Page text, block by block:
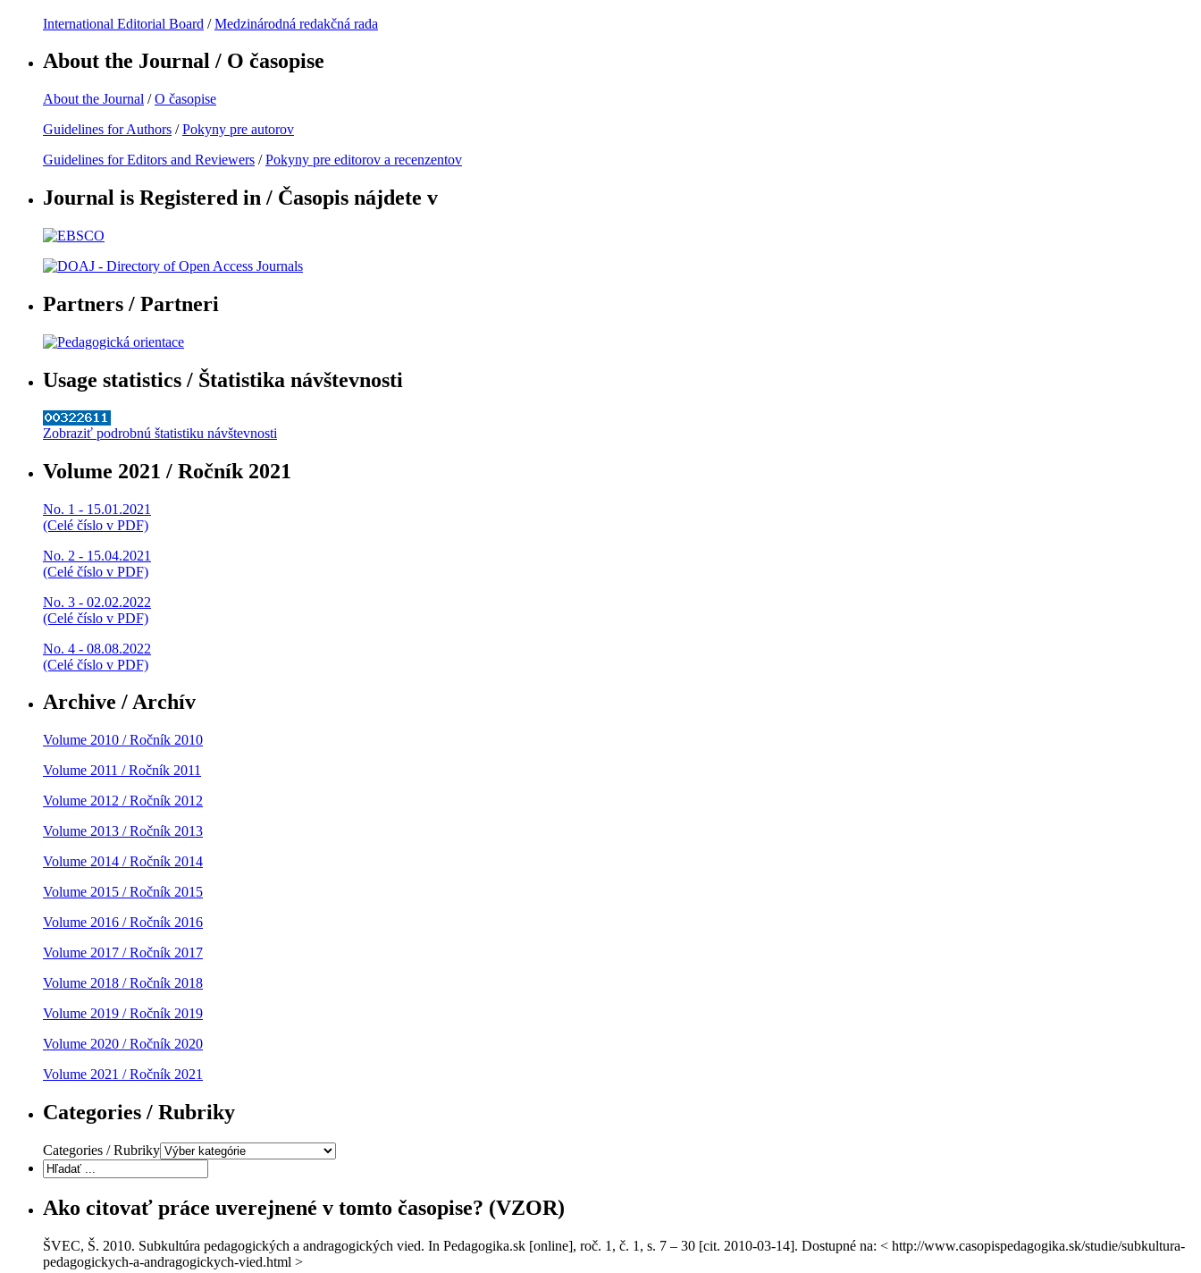
International Editorial Board /Medzinárodná redakčná rada
About the Journal / O časopise
About the Journal /O časopise
Guidelines for Authors /Pokyny pre autorov
Guidelines for Editors and Reviewers /Pokyny pre editorov a recenzentov
Journal is Registered in / Časopis nájdete v
Partners / Partneri
Usage statistics / Štatistika návštevnosti
Zobraziť podrobnú štatistiku návštevnosti
Volume 2021 / Ročník 2021
No. 1 - 15.01.2021
(Celé číslo v PDF)
No. 2 - 15.04.2021
(Celé číslo v PDF)
No. 3 - 02.02.2022
(Celé číslo v PDF)
No. 4 - 08.08.2022
(Celé číslo v PDF)
Archive / Archív
Volume 2010 / Ročník 2010
Volume 2011 / Ročník 2011
Volume 2012 / Ročník 2012
Volume 2013 / Ročník 2013
Volume 2014 / Ročník 2014
Volume 2015 / Ročník 2015
Volume 2016 / Ročník 2016
Volume 2017 / Ročník 2017
Volume 2018 / Ročník 2018
Volume 2019 / Ročník 2019
Volume 2020 / Ročník 2020
Volume 2021 / Ročník 2021
Categories / Rubriky
Categories / Rubriky
Ako citovať práce uverejnené v tomto časopise? (VZOR)
ŠVEC, Š. 2010. Subkultúra pedagogických a andragogických vied. In Pedagogika.sk [online], roč. 1, č. 1, s. 7 – 30 [cit. 2010-03-14]. Dostupné na: < http://www.casopispedagogika.sk/studie/subkultura-
pedagogickych-a-andragogickych-vied.html >